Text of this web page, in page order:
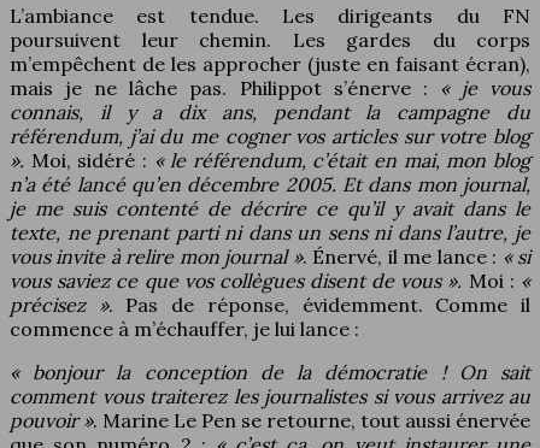
L’ambiance est tendue. Les dirigeants du FN
poursuivent leur chemin. Les gardes du corps
m’empêchent de les approcher (juste en faisant écran),
mais je ne lâche pas. Philippot s’énerve : « je vous
connais, il y a dix ans, pendant la campagne du
référendum, j’ai du me cogner vos articles sur votre blog
». Moi, sidéré : « le référendum, c’était en mai, mon blog
n’a été lancé qu’en décembre 2005. Et dans mon journal,
je me suis contenté de décrire ce qu’il y avait dans le
texte, ne prenant parti ni dans un sens ni dans l’autre, je
vous invite à relire mon journal ». Énervé, il me lance : « si
vous saviez ce que vos collègues disent de vous ». Moi : «
précisez ». Pas de réponse, évidemment. Comme il
commence à m’échauffer, je lui lance :
« bonjour la conception de la démocratie ! On sait
comment vous traiterez les journalistes si vous arrivez au
pouvoir ». Marine Le Pen se retourne, tout aussi énervée